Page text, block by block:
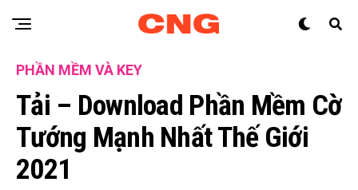
PHẦN MỀM VÀ KEY
Tải – Download Phần Mềm Cờ
Tướng Mạnh Nhất Thế Giới
2021